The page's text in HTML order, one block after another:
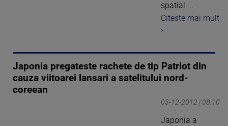
spatial ...
Citeste mai mult
›
Japonia pregateste rachete de tip Patriot din
cauza viitoarei lansari a satelitului nord-
coreean
03-12-2012 | 08:10
Japonia a